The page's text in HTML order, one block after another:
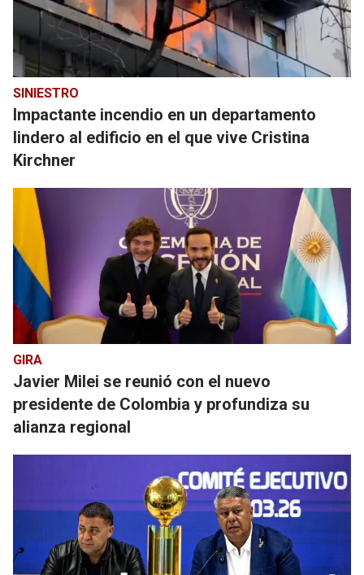
SINIESTRO
Impactante incendio en un departamento
lindero al edificio en el que vive Cristina
Kirchner
GIRA
Javier Milei se reunió con el nuevo
presidente de Colombia y profundiza su
alianza regional